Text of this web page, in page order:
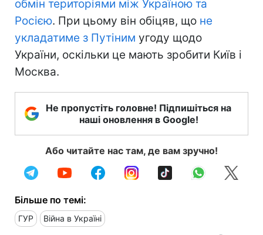
обмін територіями між Україною та
Росією. При цьому він обіцяв, що не
укладатиме з Путіним угоду щодо
України, оскільки це мають зробити Київ і
Москва.
Не пропустіть головне! Підпишіться на
наші оновлення в Google!
Або читайте нас там, де вам зручно!
Більше по темі:
ГУР Війна в Україні